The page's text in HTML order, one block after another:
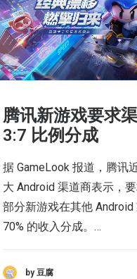
腾讯新游戏要求
3:7 比例分成
据 GameLook 报道，腾讯
大 Android 渠道商表示，
部分新游戏在其他 Android
70% 的收入分成。…
by 豆腐